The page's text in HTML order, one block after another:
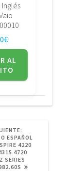
€
AL
POST:
ESPAÑOL
4220
4720
SERIES